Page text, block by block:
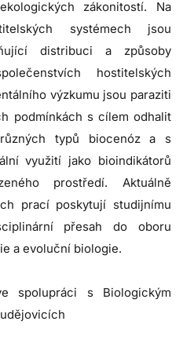
zákonitostí. Na
systémech jsou
distribuci a způsoby
hostitelských
výzkumu jsou paraziti
podmínkách s cílem odhalit
typů biocenóz a s
využití jako bioindikátorů
prostředí. Aktuálně
prací poskytují studijnímu
přesah do oboru
a evoluční biologie.
spolupráci s Biologickým